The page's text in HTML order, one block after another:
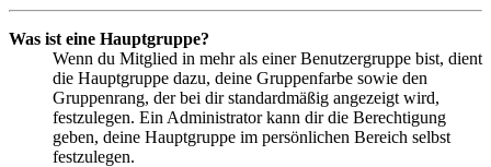
Was ist eine Hauptgruppe?
Wenn du Mitglied in mehr als einer Benutzergruppe bist, dient
die Hauptgruppe dazu, deine Gruppenfarbe sowie den
Gruppenrang, der bei dir standardmäßig angezeigt wird,
festzulegen. Ein Administrator kann dir die Berechtigung
geben, deine Hauptgruppe im persönlichen Bereich selbst
festzulegen.